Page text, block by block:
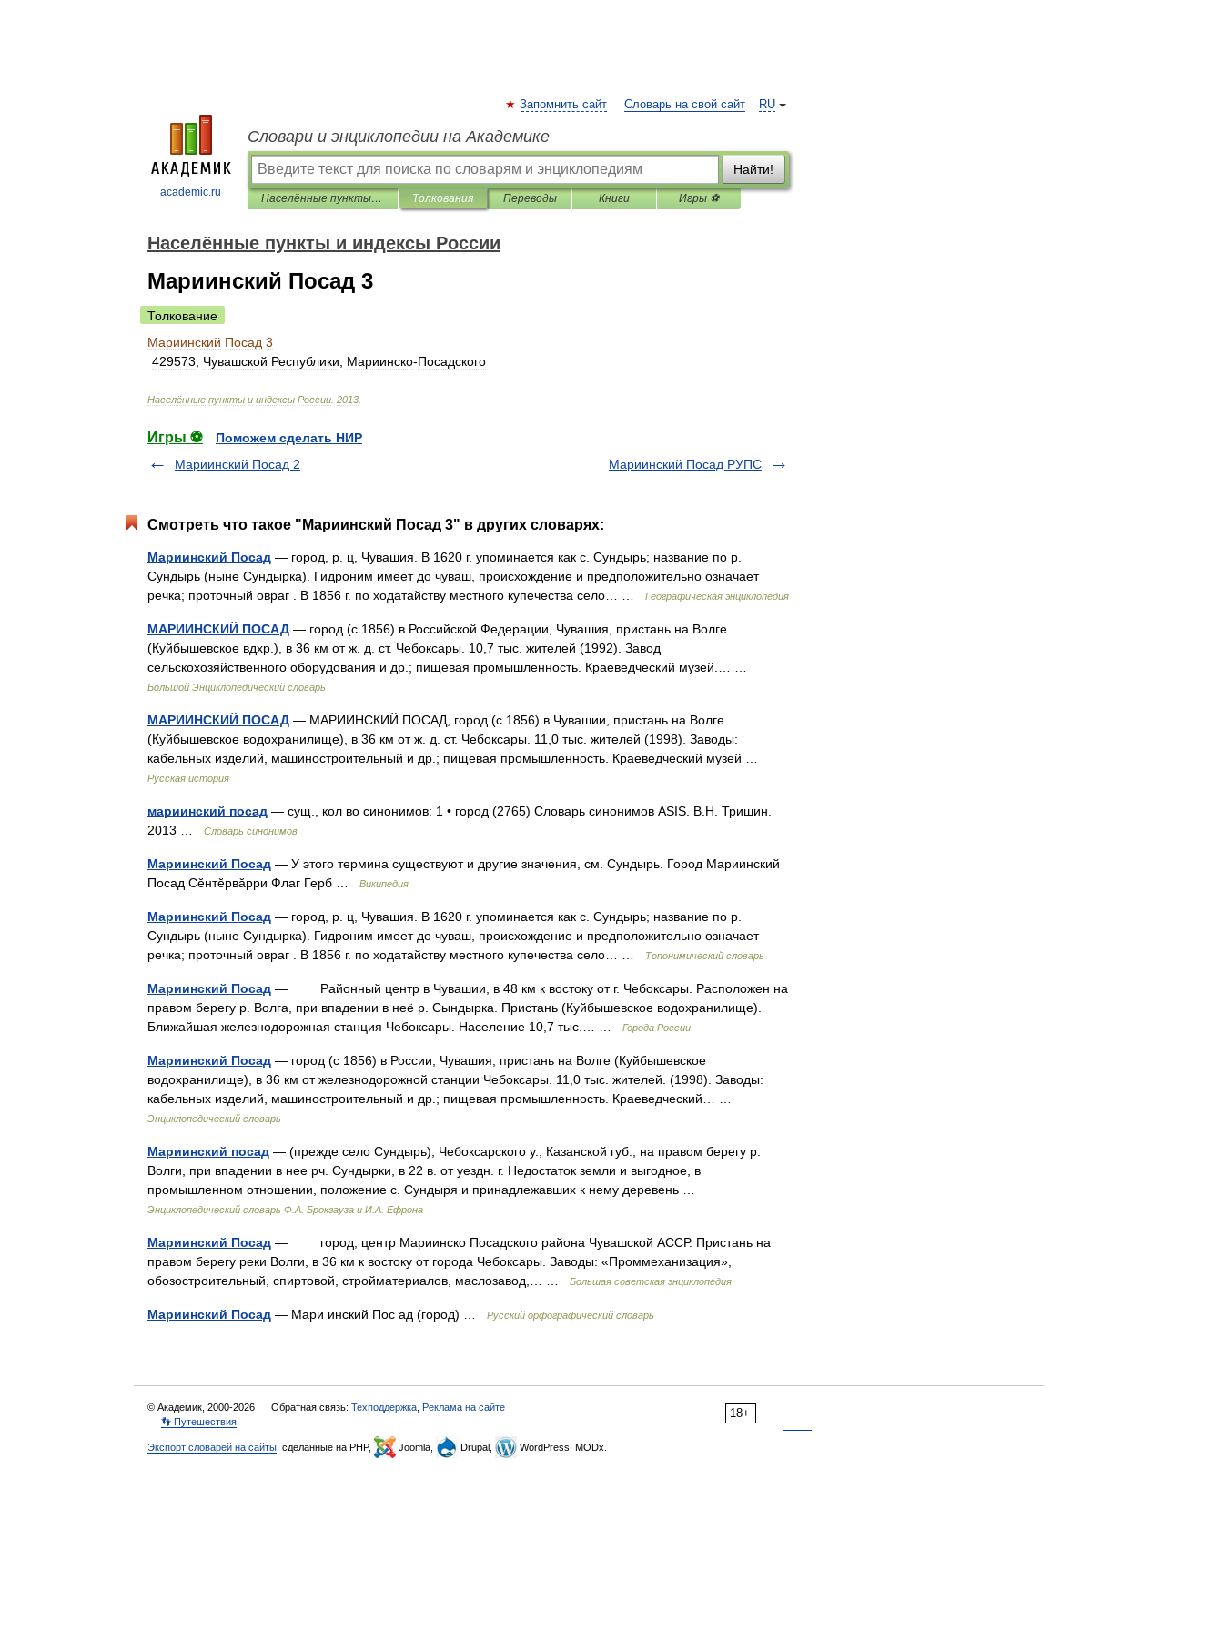
academic.ru
RU
Запомнить сайт Словарь на свой сайт
Словари и энциклопедии на Академике
Найти!
Населённые пункты и индексы России Толкования Переводы Книги Игры ⚽
Населённые пункты и индексы России
Мариинский Посад 3
Толкование
Мариинский Посад 3
429573
Чувашской Республики Мариинско-Посадского
Населённые пункты и индексы России 2013
Игры ⚽
Поможем сделать НИР
Мариинский Посад 2
Мариинский Посад РУПС
Смотреть что такое "Мариинский Посад 3" в других словарях:
Мариинский Посад — город, р. ц, Чувашия. В 1620 г. упоминается как с. Сундырь; название по р.
Сундырь (ныне Сундырка). Гидроним имеет до чуваш, происхождение и предположительно означает
речка; проточный овраг . В 1856 г. по ходатайству местного купечества село… …
Географическая энциклопедия
МАРИИНСКИЙ ПОСАД — город (с 1856) в Российской Федерации, Чувашия, пристань на Волге
(Куйбышевское вдхр.), в 36 км от ж. д. ст. Чебоксары. 10,7 тыс. жителей (1992). Завод
сельскохозяйственного оборудования и др.; пищевая промышленность. Краеведческий музей.… …
Большой Энциклопедический словарь
МАРИИНСКИЙ ПОСАД — МАРИИНСКИЙ ПОСАД, город (с 1856) в Чувашии, пристань на Волге
(Куйбышевское водохранилище), в 36 км от ж. д. ст. Чебоксары. 11,0 тыс. жителей (1998). Заводы:
кабельных изделий, машиностроительный и др.; пищевая промышленность. Краеведческий музей …
Русская история
мариинский посад — сущ., кол во синонимов: 1 • город (2765) Словарь синонимов ASIS. В.Н. Тришин.
2013 …
Словарь синонимов
Мариинский Посад — У этого термина существуют и другие значения, см. Сундырь. Город Мариинский
Посад Сĕнтĕрвăрри Флаг Герб …
Википедия
Мариинский Посад — город, р. ц, Чувашия. В 1620 г. упоминается как с. Сундырь; название по р.
Сундырь (ныне Сундырка). Гидроним имеет до чуваш, происхождение и предположительно означает
речка; проточный овраг . В 1856 г. по ходатайству местного купечества село… …
Топонимический словарь
Мариинский Посад — Районный центр в Чувашии, в 48 км к востоку от г. Чебоксары. Расположен на
правом берегу р. Волга, при впадении в неё р. Сындырка. Пристань (Куйбышевское водохранилище).
Ближайшая железнодорожная станция Чебоксары. Население 10,7 тыс.… …
Города России
Мариинский Посад — город (с 1856) в России, Чувашия, пристань на Волге (Куйбышевское
водохранилище), в 36 км от железнодорожной станции Чебоксары. 11,0 тыс. жителей. (1998). Заводы:
кабельных изделий, машиностроительный и др.; пищевая промышленность. Краеведческий… …
Энциклопедический словарь
Мариинский посад — (прежде село Сундырь), Чебоксарского у., Казанской губ., на правом берегу р.
Волги, при впадении в нее рч. Сундырки, в 22 в. от уездн. г. Недостаток земли и выгодное, в
промышленном отношении, положение с. Сундыря и принадлежавших к нему деревень …
Энциклопедический словарь Ф.А. Брокгауза и И.А. Ефрона
Мариинский Посад — город, центр Мариинско Посадского района Чувашской АССР. Пристань на
правом берегу реки Волги, в 36 км к востоку от города Чебоксары. Заводы: «Проммеханизация»,
обозостроительный, спиртовой, стройматериалов, маслозавод,… …
Большая советская энциклопедия
Мариинский Посад — Мари инский Пос ад (город) … Русский орфографический словарь
18+
© Академик, 2000-2026 Обратная связь: Техподдержка Реклама на сайте
👣 Путешествия
Экспорт словарей на сайты , сделанные на PHP, Joomla, Drupal, WordPress, MODx.